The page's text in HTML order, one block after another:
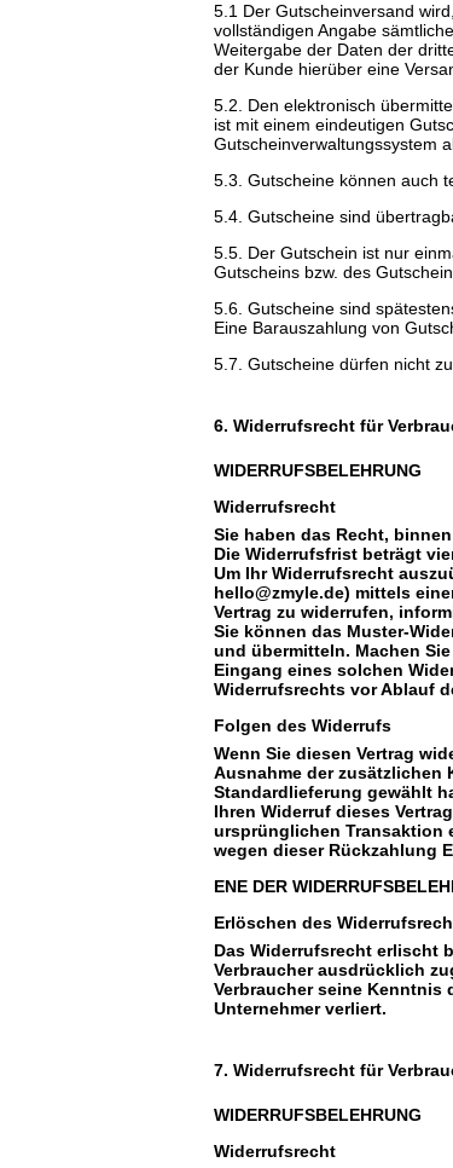
5.1 Der Gutscheinversand
vollständigen Angabe
Weitergabe der Daten der
der Kunde hierüber eine
5.2. Den elektronisch
ist mit einem eindeutigen
Gutscheinverwaltungssystem
5.3. Gutscheine können auch
5.4. Gutscheine sind
5.5. Der Gutschein ist nur
Gutscheins bzw. des
5.6. Gutscheine sind
Eine Barauszahlung von
5.7. Gutscheine dürfen nicht
6. Widerrufsrecht für
WIDERRUFSBELEHRUNG
Widerrufsrecht
Sie haben das Recht,
Die Widerrufsfrist beträgt
Um Ihr Widerrufsrecht
hello@zmyle.de) mittels
Vertrag zu widerrufen,
Sie können das Muster-
und übermitteln. Machen
Eingang eines solchen
Widerrufsrechts vor Ablauf
Folgen des Widerrufs
Wenn Sie diesen Vertrag
Ausnahme der zusätzlichen
Standardlieferung gewählt
Ihren Widerruf dieses
ursprünglichen Transaktion
wegen dieser Rückzahlung
ENE DER
Erlöschen des
Das Widerrufsrecht erlischt
Verbraucher ausdrücklich
Verbraucher seine
Unternehmer verliert.
7. Widerrufsrecht für
WIDERRUFSBELEHRUNG
Widerrufsrecht